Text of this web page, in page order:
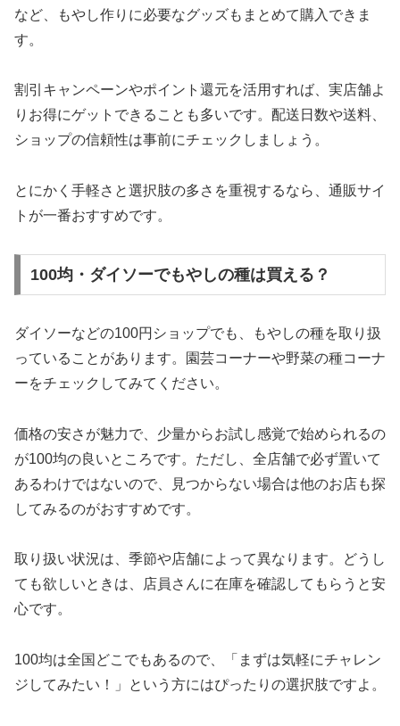
など、もやし作りに必要なグッズもまとめて購入できま
す。
割引キャンペーンやポイント還元を活用すれば、実店舗よ
りお得にゲットできることも多いです。配送日数や送料、
ショップの信頼性は事前にチェックしましょう。
とにかく手軽さと選択肢の多さを重視するなら、通販サイ
トが一番おすすめです。
100均・ダイソーでもやしの種は買える？
ダイソーなどの100円ショップでも、もやしの種を取り扱
っていることがあります。園芸コーナーや野菜の種コーナ
ーをチェックしてみてください。
価格の安さが魅力で、少量からお試し感覚で始められるの
が100均の良いところです。ただし、全店舗で必ず置いて
あるわけではないので、見つからない場合は他のお店も探
してみるのがおすすめです。
取り扱い状況は、季節や店舗によって異なります。どうし
ても欲しいときは、店員さんに在庫を確認してもらうと安
心です。
100均は全国どこでもあるので、「まずは気軽にチャレン
ジしてみたい！」という方にはぴったりの選択肢ですよ。